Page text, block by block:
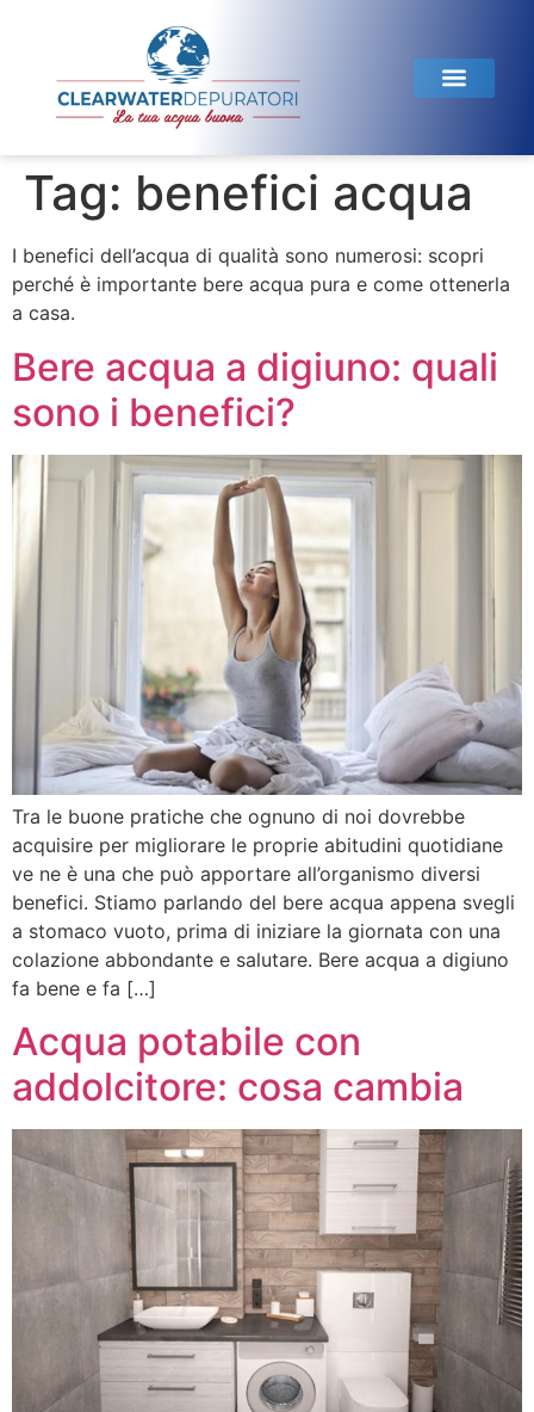
Tag: benefici acqua
I benefici dell’acqua di qualità sono numerosi: scopri
perché è importante bere acqua pura e come ottenerla
a casa.
Bere acqua a digiuno: quali
sono i benefici?
Tra le buone pratiche che ognuno di noi dovrebbe
acquisire per migliorare le proprie abitudini quotidiane
ve ne è una che può apportare all’organismo diversi
benefici. Stiamo parlando del bere acqua appena svegli
a stomaco vuoto, prima di iniziare la giornata con una
colazione abbondante e salutare. Bere acqua a digiuno
fa bene e fa […]
Acqua potabile con
addolcitore: cosa cambia